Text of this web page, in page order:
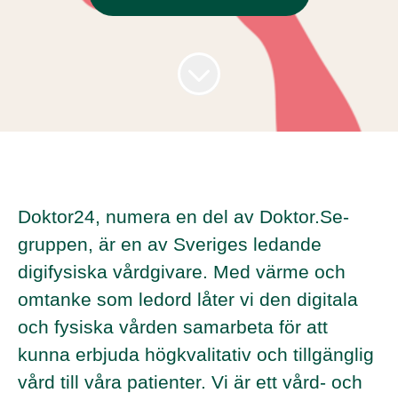
Doktor24, numera en del av Doktor.Se-
gruppen, är en av Sveriges ledande
digifysiska vårdgivare. Med värme och
omtanke som ledord låter vi den digitala
och fysiska vården samarbeta för att
kunna erbjuda högkvalitativ och tillgänglig
vård till våra patienter. Vi är ett vård- och